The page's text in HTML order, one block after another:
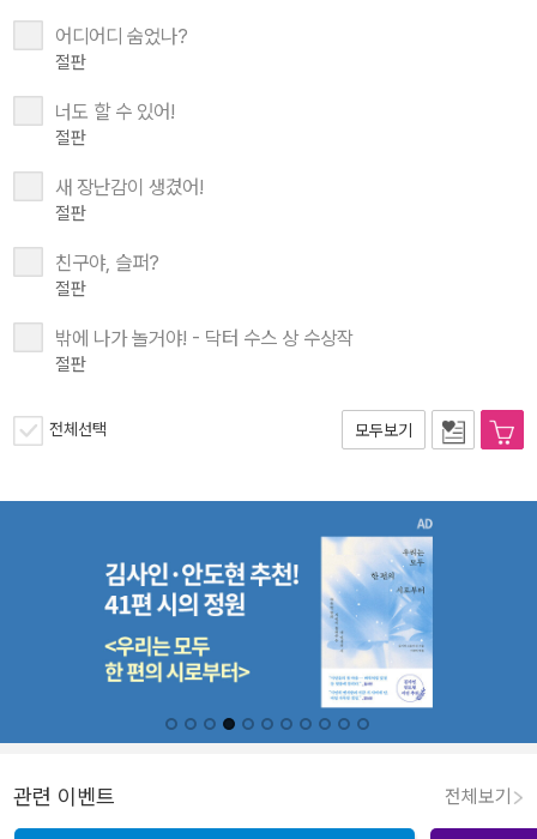
어디어디 숨었나?
절판
너도 할 수 있어!
절판
새 장난감이 생겼어!
절판
친구야, 슬퍼?
절판
밖에 나가 놀거야! - 닥터 수스 상 수상작
절판
전체선택 모두보기
관련 이벤트 전체보기